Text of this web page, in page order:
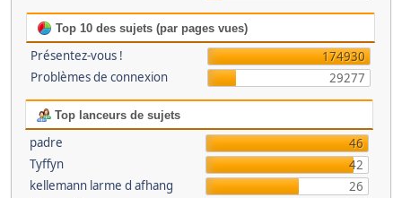
Top 10 des sujets (par pages vues)
Présentez-vous !
174930
Problèmes de connexion
29277
Top lanceurs de sujets
padre
46
Tyffyn
42
kellemann larme d afhang
26